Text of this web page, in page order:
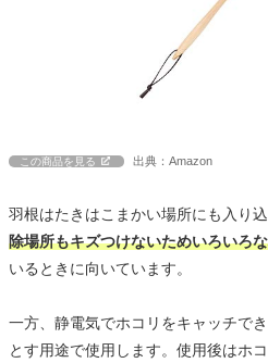
この商品を見る 出典：Amazon
羽根はたきはこまかい場所にも入り
除場所もキズつけないためいろいろ
いるときに向いています。
一方、静電気でホコリをキャッチで
とす用途で使用します。使用後はホ